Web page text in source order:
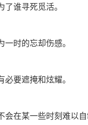
谁寻死觅活。
时的忘却伤感。
要遮掩和炫耀。
在某一些时刻难以自